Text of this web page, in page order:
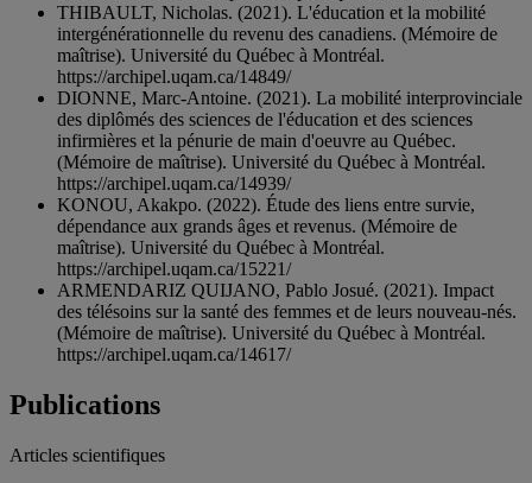
THIBAULT, Nicholas. (2021). L'éducation et la mobilité
intergénérationnelle du revenu des canadiens. (Mémoire de
maîtrise). Université du Québec à Montréal.
https://archipel.uqam.ca/14849/
DIONNE, Marc-Antoine. (2021). La mobilité interprovinciale
des diplômés des sciences de l'éducation et des sciences
infirmières et la pénurie de main d'oeuvre au Québec.
(Mémoire de maîtrise). Université du Québec à Montréal.
https://archipel.uqam.ca/14939/
KONOU, Akakpo. (2022). Étude des liens entre survie,
dépendance aux grands âges et revenus. (Mémoire de
maîtrise). Université du Québec à Montréal.
https://archipel.uqam.ca/15221/
ARMENDARIZ QUIJANO, Pablo Josué. (2021). Impact
des télésoins sur la santé des femmes et de leurs nouveau-nés.
(Mémoire de maîtrise). Université du Québec à Montréal.
https://archipel.uqam.ca/14617/
Publications
Articles scientifiques